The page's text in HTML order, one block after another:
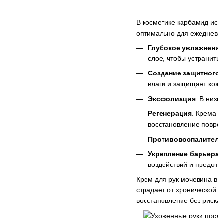
В косметике карбамид
оптимально для
Глубокое
слое, чтобы
Создание
влаги и защищает
Эксфолиация . В
Регенерация. Крема
восстановление
Укрепление
воздействий и
Крем для рук мочевина
страдает от
восстановление без